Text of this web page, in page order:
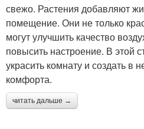
свежо. Растения добавляют
помещение. Они не только
могут улучшить качество
повысить настроение. В этой
украсить комнату и создать в
комфорта.
читать дальше →